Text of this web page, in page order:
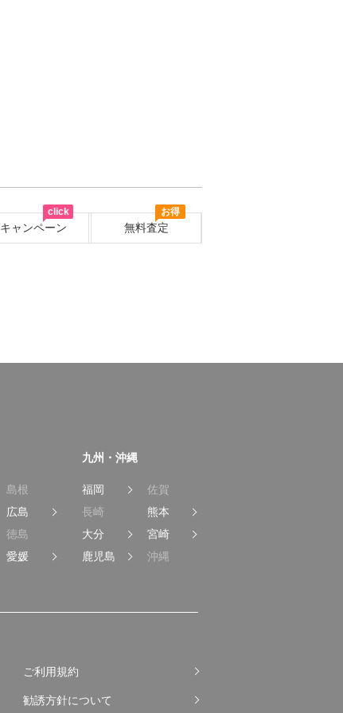
キャンペーン
お得
無料査定
click
島根
広島
徳島
愛媛
九州・沖縄
福岡
佐賀
長崎
熊本
大分
宮崎
鹿児島
沖縄
ご利用規約
勧誘方針について